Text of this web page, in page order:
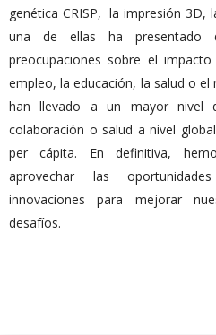
genética CRISP, la impresión
una de ellas ha presentado
preocupaciones sobre el
empleo, la educación, la salud o
han llevado a un mayor nivel
colaboración o salud a nivel
per cápita. En definitiva,
aprovechar las
innovaciones para mejorar
desafíos.